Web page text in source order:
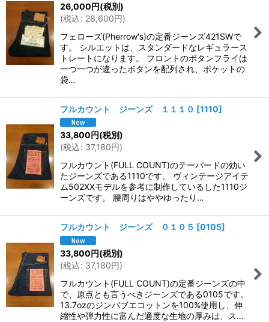
26,000円(税別)
(税込: 28,600円)
フェローズ(Pherrow's)の定番ジーンズ421SWで
す。 シルエットは、スタンダードなレギュラース
トレートになります。 フロントのボタンフライは
一つ一つが違ったボタンを配列され、ポケットの
袋…
フルカウント ジーンズ １１１０ [1110]
33,800円(税別)
(税込: 37,180円)
フルカウント(FULL COUNT)のテーパードの効い
たジーンズである1110です。 ヴィンテージアイテ
ム502XXモデルを参考に制作しているした1110ジ
ーンズです。 腰周りはややゆったり…
フルカウント ジーンズ ０１０５ [0105]
33,800円(税別)
(税込: 37,180円)
フルカウント(FULL COUNT)の定番ジーンズの中
で、原点とも言うべきジーンズである0105です。
13.7ozのジンバブエコットンを100%使用し、伸
縮性や弾力性に富んだ適度な生地の厚みは、ス…